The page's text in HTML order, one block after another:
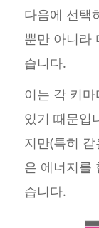
다음에 선택
뿐만 아니라
습니다.
이는 각 키
있기 때문입
지만(특히
은 에너지를
습니다.